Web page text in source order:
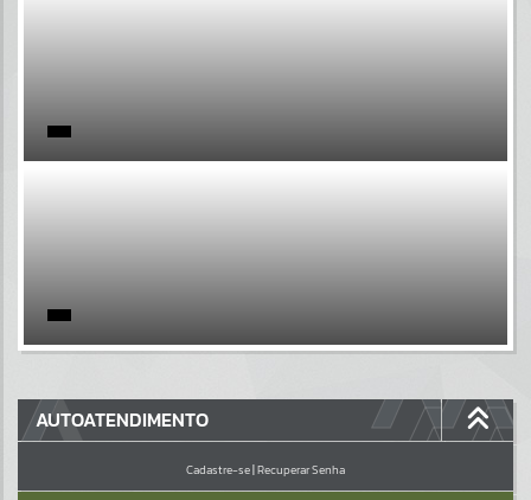
Por favor, aguarde...
GALERIAS
Por favor, aguarde...
AUTOATENDIMENTO
Cadastre-se|Recuperar Senha